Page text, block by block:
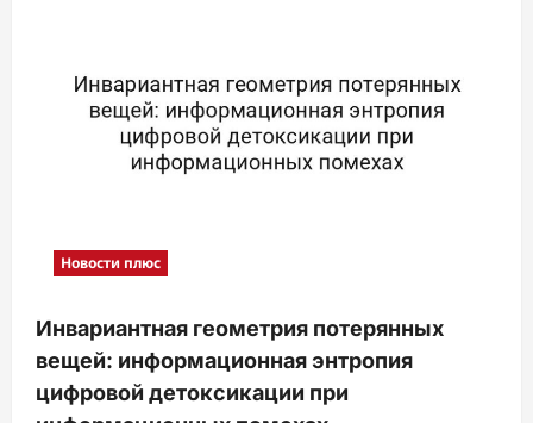
Новости плюс
Инвариантная геометрия потерянных
вещей: информационная энтропия
цифровой детоксикации при